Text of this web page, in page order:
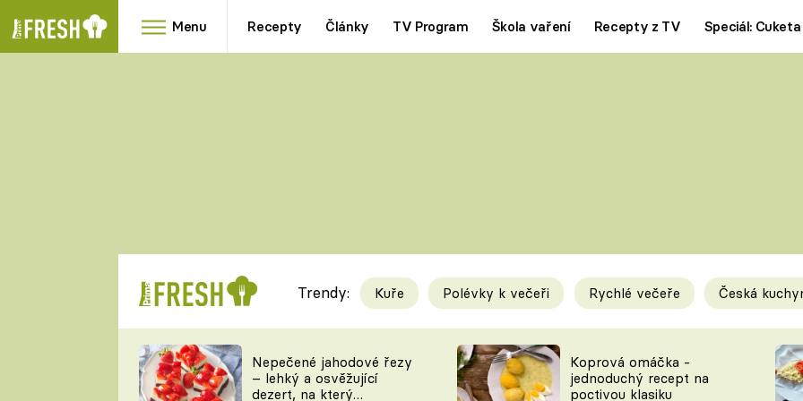
Menu Recepty Články TV Program Škola vaření Recepty z TV Speciál: Cuketa
RYCHLOVKY
Videorecepty
TEĎ VAŘÍ ŠÉF!
Tipy a triky
KAM ZA JÍDLEM
Trendy: Kuře Polévky k večeři Rychlé večeře Česká
Nepečené jahodové řezy
– lehký a osvěžující
dezert, na který
Koprová omáčka -
jednoduchý recept na
poctivou klasiku